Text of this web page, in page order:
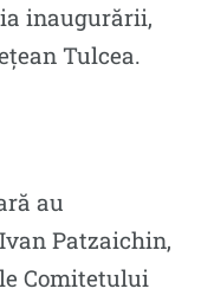
inaugurării,
Tulcea.
au
Patzaichin,
Comitetului